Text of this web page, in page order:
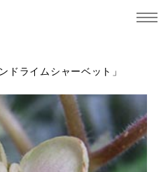
ドライムシャーベット」